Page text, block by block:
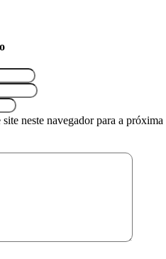
neste navegador para a próxima